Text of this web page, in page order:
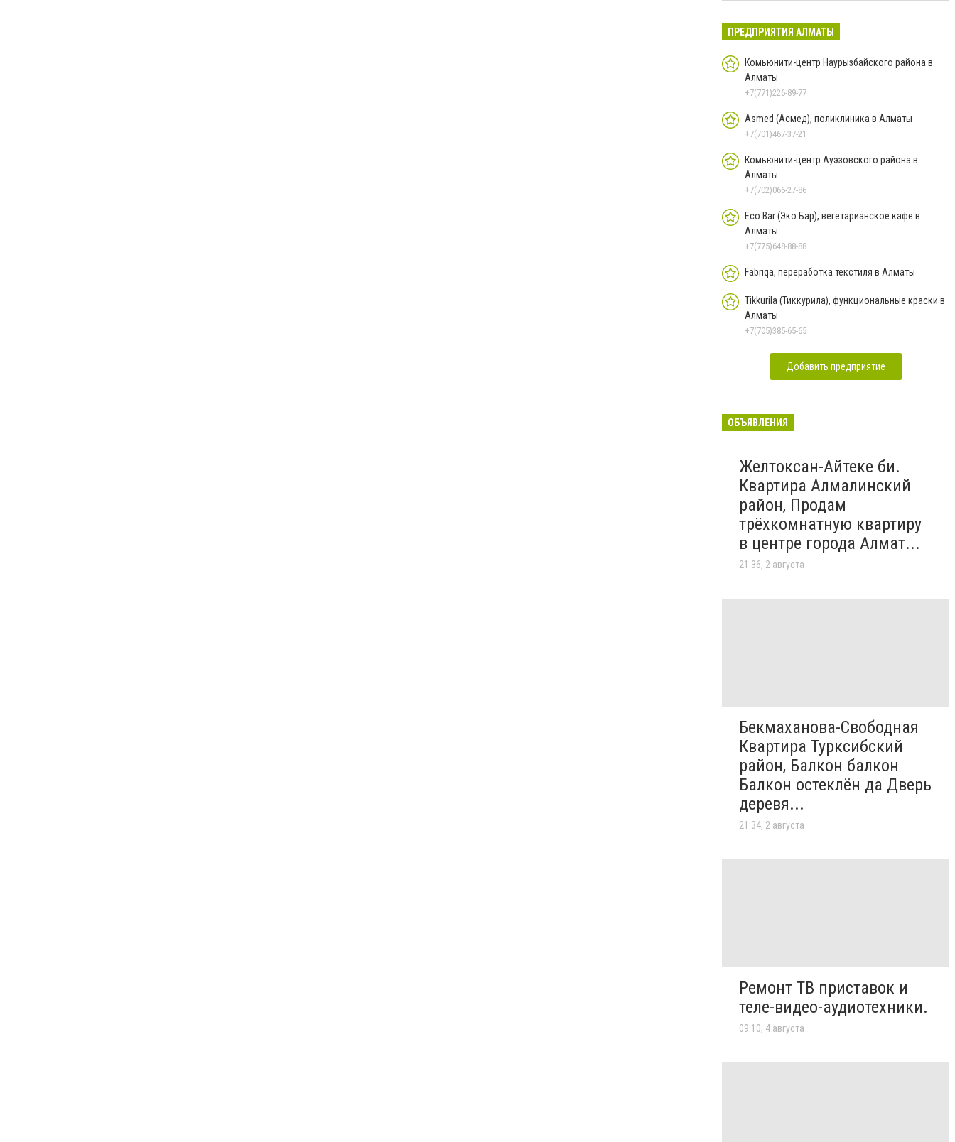
ПРЕДПРИЯТИЯ АЛМАТЫ
Комьюнити-центр Наурызбайского района в
Алматы
+7(771)226-89-77
Asmed (Асмед), поликлиника в Алматы
+7(701)467-37-21
Комьюнити-центр Ауэзовского района в
Алматы
+7(702)066-27-86
Eco Bar (Эко Бар), вегетарианское кафе в
Алматы
+7(775)648-88-88
Fabriqa, переработка текстиля в Алматы
Tikkurila (Тиккурила), функциональные краски в
Алматы
+7(705)385-65-65
Добавить предприятие
ОБЪЯВЛЕНИЯ
Желтоксан-Айтеке би.
Квартира Алмалинский
район, Продам
трёхкомнатную квартиру
в центре города Алмат...
21:36, 2 августа
Бекмаханова-Свободная
Квартира Турксибский
район, Балкон балкон
Балкон остеклён да Дверь
деревя...
21:34, 2 августа
Ремонт ТВ приставок и
теле-видео-аудиотехники.
09:10, 4 августа